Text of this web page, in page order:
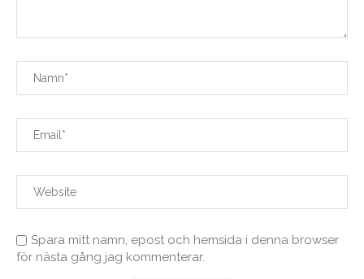
Spara mitt namn, epost och hemsida i denna browser
för nästa gång jag kommenterar.